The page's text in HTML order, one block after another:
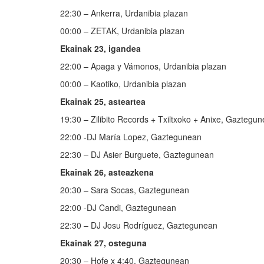
22:30 – Ankerra, Urdanibia plazan
00:00 – ZETAK, Urdanibia plazan
Ekainak 23, igandea
22:00 – Apaga y Vámonos, Urdanibia plazan
00:00 – Kaotiko, Urdanibia plazan
Ekainak 25, asteartea
19:30 – Zilibito Records + Txiltxoko + Anixe,
22:00 -DJ María Lopez, Gaztegunean
22:30 – DJ Asier Burguete, Gaztegunean
Ekainak 26, asteazkena
20:30 – Sara Socas, Gaztegunean
22:00 -DJ Candi, Gaztegunean
22:30 – DJ Josu Rodríguez, Gaztegunean
Ekainak 27, osteguna
20:30 – Hofe x 4:40, Gaztegunean